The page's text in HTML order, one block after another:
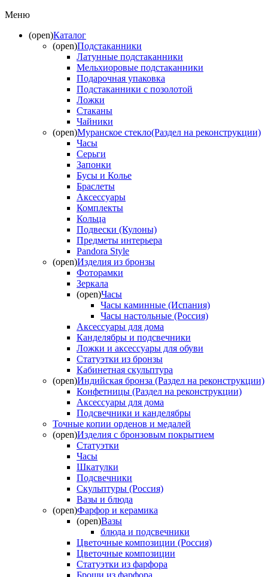
Меню
(open)Каталог
(open)Подстаканники
Латунные подстаканники
Мельхиоровые подстаканники
Подарочная упаковка
Подстаканники с позолотой
Ложки
Стаканы
Чайники
(open)Муранское стекло(Раздел на реконструкции)
Часы
Серьги
Запонки
Бусы и Колье
Браслеты
Аксессуары
Комплекты
Кольца
Подвески (Кулоны)
Предметы интерьера
Pandora Style
(open)Изделия из бронзы
Фоторамки
Зеркала
(open)Часы
Часы каминные (Испания)
Часы настольные (Россия)
Аксессуары для дома
Канделябры и подсвечники
Ложки и аксессуары для обуви
Статуэтки из бронзы
Кабинетная скульптура
(open)Индийская бронза (Раздел на реконструкции)
Конфетницы (Раздел на реконструкции)
Аксессуары для дома
Подсвечники и канделябры
Точные копии орденов и медалей
(open)Изделия с бронзовым покрытием
Статуэтки
Часы
Шкатулки
Подсвечники
Скульптуры (Россия)
Вазы и блюда
(open)Фарфор и керамика
(open)Вазы
блюда и подсвечники
Цветочные композиции (Россия)
Цветочные композиции
Статуэтки из фарфора